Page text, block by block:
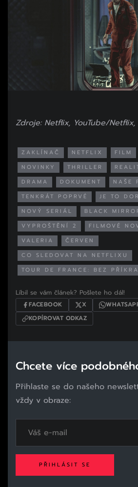
Zdroje: Netflix, YouTube/Netflix,
ZAKLÍNAČ NETFLIX FILM
NOVINKY
THRILLER
DRAMA
DOKUMENT
NAŠE
TENKRÁT POPRVÉ
JE TO
NOVÝ SERIÁL
BLACK
VYPROŠTĚNÍ 2
FILMOVÉ
VALERIA
ČERVEN
CO SLEDOVAT NA NETFLIXU
TOUR DE FRANCE: BEZ
Líbil se vám článek? Pošlete ho dál!
FACEBOOK X
KOPÍROVAT ODKAZ
Chcete více
Přihlaste se do našeho
vždy v obraze:
PŘIHLÁSIT SE